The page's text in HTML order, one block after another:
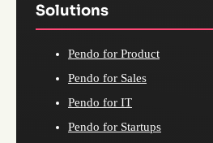
Solutions
Pendo for Product
Pendo for Sales
Pendo for IT
Pendo for Startups